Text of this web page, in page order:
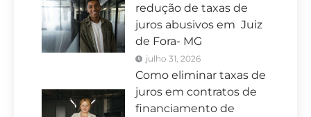
redução de taxas de
juros abusivos em Juiz
de Fora- MG
julho 31, 2026
Como eliminar taxas de
juros em contratos de
financiamento de